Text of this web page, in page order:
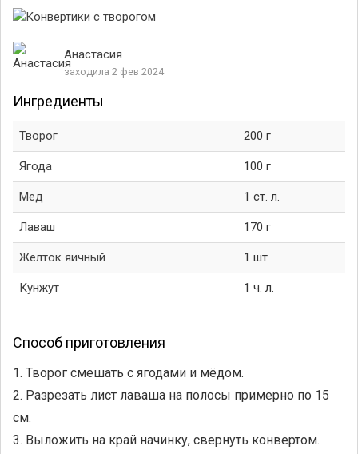
Анастасия
заходила 2 фев 2024
Ингредиенты
Творог 200 г
Ягода 100 г
Мед 1 ст. л.
Лаваш 170 г
Желток яичный 1 шт
Кунжут 1 ч. л.
Способ приготовления
1. Творог смешать с ягодами и мёдом.
2. Разрезать лист лаваша на полосы примерно по 15
см.
3. Выложить на край начинку, свернуть конвертом.